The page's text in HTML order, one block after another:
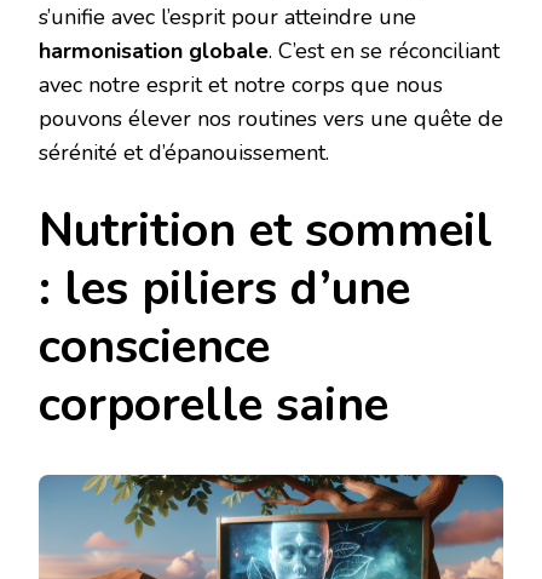
s’unifie avec l’esprit pour atteindre une
harmonisation globale. C’est en se réconciliant
avec notre esprit et notre corps que nous
pouvons élever nos routines vers une quête de
sérénité et d’épanouissement.
Nutrition et sommeil
: les piliers d’une
conscience
corporelle saine